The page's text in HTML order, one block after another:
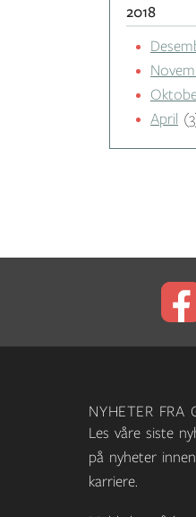
2018
April
NYHETER FRA
Les våre siste
på nyheter
karriere.